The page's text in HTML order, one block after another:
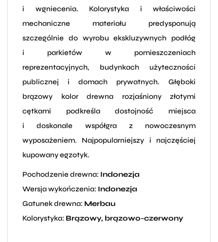
i wgniecenia. Kolorystyka i właściwości
mechaniczne materiału predysponują
szczególnie do wyrobu ekskluzywnych podłóg
i parkietów w pomieszczeniach
reprezentacyjnych, budynkach użyteczności
publicznej i domach prywatnych. Głęboki
brązowy kolor drewna rozjaśniony złotymi
cętkami podkreśla dostojność miejsca
i doskonale współgra z nowoczesnym
wyposażeniem. Najpopularniejszy i najczęściej
kupowany egzotyk.
Pochodzenie drewna: Indonezja
Wersja wykończenia: Indonezja
Gatunek drewna: Merbau
Kolorystyka: Brązowy, brązowo-czerwony